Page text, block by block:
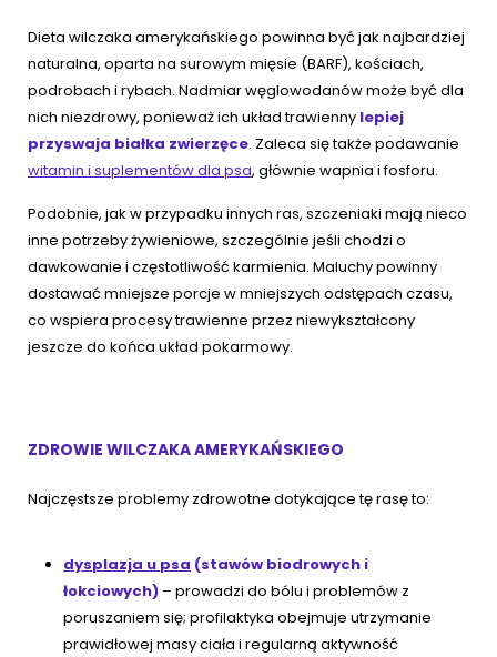
Dieta wilczaka amerykańskiego powinna być jak najbardziej
naturalna, oparta na surowym mięsie (BARF), kościach,
podrobach i rybach. Nadmiar węglowodanów może być dla
nich niezdrowy, ponieważ ich układ trawienny lepiej
przyswaja białka zwierzęce. Zaleca się także podawanie
witamin i suplementów dla psa, głównie wapnia i fosforu.
Podobnie, jak w przypadku innych ras, szczeniaki mają nieco
inne potrzeby żywieniowe, szczególnie jeśli chodzi o
dawkowanie i częstotliwość karmienia. Maluchy powinny
dostawać mniejsze porcje w mniejszych odstępach czasu,
co wspiera procesy trawienne przez niewykształcony
jeszcze do końca układ pokarmowy.
ZDROWIE WILCZAKA AMERYKAŃSKIEGO
Najczęstsze problemy zdrowotne dotykające tę rasę to:
dysplazja u psa (stawów biodrowych i
łokciowych) – prowadzi do bólu i problemów z
poruszaniem się; profilaktyka obejmuje utrzymanie
prawidłowej masy ciała i regularną aktywność